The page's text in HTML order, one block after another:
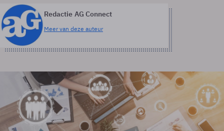
Redactie AG Connect
Meer van deze auteur